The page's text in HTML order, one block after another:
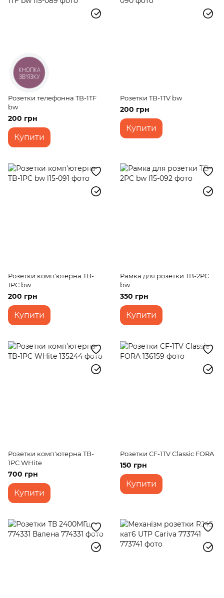
Розетки телефонна TB-1TF
bw
200 грн
Купити
Розетки TB-1TV bw
200 грн
Купити
Розетки комп'ютерна TB-
1PC bw
200 грн
Купити
Рамка для розетки TB-2PC
bw
350 грн
Купити
Розетки комп'ютерна TB-
1PC WHite
700 грн
Купити
Розетки CF-1TV Classic FORA
150 грн
Купити
КНОПКА
ЗВ'ЯЗКУ